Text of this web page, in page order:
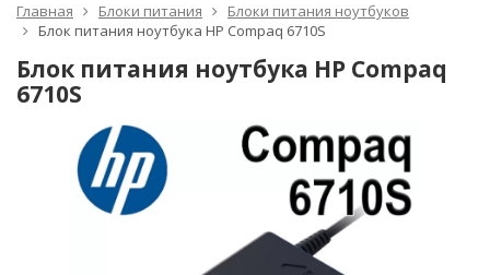
Главная Блоки питания
Блоки питания ноутбуков
Блок питания ноутбука HP Compaq 6710S
Блок питания ноутбука HP Compaq
6710S